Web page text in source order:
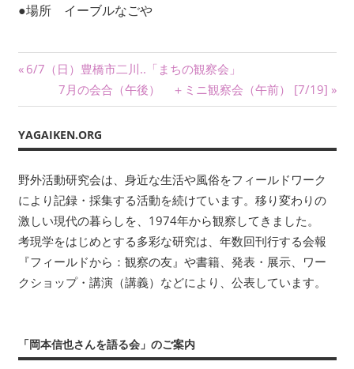
ー
ワ
ク
よ
記
録・
採
集
す
る
続
●場所 イーブルなごや
投
稿
ナ
ゲ
ー
シ
ョ
前
記
事:
6/7（日）豊橋市二川..「まちの観察会」
次
の
記
事:
7月の会合（午後） ＋ミニ観察会（午前） [7/19]
YAGAIKEN.ORG
野外活動研究会は、身近な生活や風俗をフィールドワーク
により記録・採集する活動を続けています。移り変わりの
激しい現代の暮らしを、1974年から観察してきました。
考現学をはじめとする多彩な研究は、年数回刊行する会報
『フィールドから：観察の友』や書籍、発表・展示、ワー
クショップ・講演（講義）などにより、公表しています。
「岡本信也さんを語る会」のご案内